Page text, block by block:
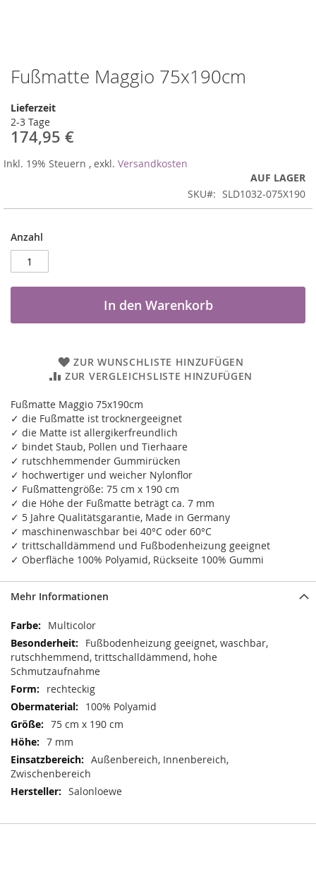
Fußmatte Maggio 75x190cm
Lieferzeit
2-3 Tage
174,95 €
Inkl. 19% Steuern , exkl. Versandkosten
AUF LAGER
SKU
SLD1032-075X190
Anzahl
In den Warenkorb
ZUR WUNSCHLISTE HINZUFÜGEN
ZUR VERGLEICHSLISTE HINZUFÜGEN
Fußmatte Maggio 75x190cm
✓ die Fußmatte ist trocknergeeignet
✓ die Matte ist allergikerfreundlich
✓ bindet Staub, Pollen und Tierhaare
✓ rutschhemmender Gummirücken
✓ hochwertiger und weicher Nylonflor
✓ Fußmattengröße: 75 cm x 190 cm
✓ die Höhe der Fußmatte beträgt ca. 7 mm
✓ 5 Jahre Qualitätsgarantie, Made in Germany
✓ maschinenwaschbar bei 40°C oder 60°C
✓ trittschalldämmend und Fußbodenheizung geeignet
✓ Oberfläche 100% Polyamid, Rückseite 100% Gummi
Zum
Anfang
der
Bildergalerie
springen
Mehr Informationen
Mehr
Informationen
Multicolor
Fußbodenheizung geeignet, waschbar,
rutschhemmend, trittschalldämmend, hohe
Schmutzaufnahme
rechteckig
100% Polyamid
75 cm x 190 cm
7 mm
Außenbereich, Innenbereich,
Zwischenbereich
Salonloewe